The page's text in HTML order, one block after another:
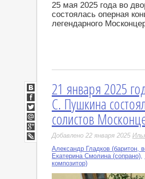
25 мая 2025 года во
состоялась оперная
легендарного
21 января 2025
С. Пушкина
солистов
Добавлено 22 января 2025
Александр Гладков (баритон,
Екатерина Смолина (сопрано)
композитор)
ВКонтакте
Facebook
Twitter
Мой
Мир
Google+
LiveJournal